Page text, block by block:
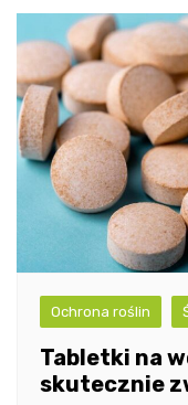
Ochrona roślin
Tabletki na
skutecznie